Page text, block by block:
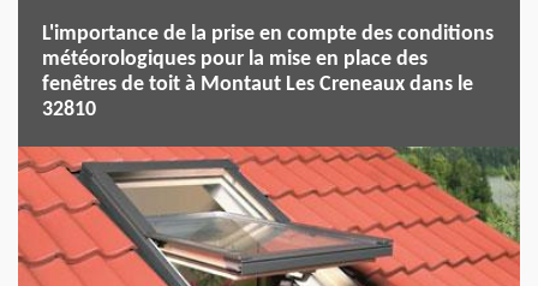
L'importance de la prise en compte des conditions
météorologiques pour la mise en place des
fenêtres de toit à Montaut Les Creneaux dans le
32810